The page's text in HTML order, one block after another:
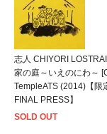
志人 CHIYORI
家の庭～いえのにわ～
TempleATS (2014)【限
FINAL PRESS】
SOLD OUT